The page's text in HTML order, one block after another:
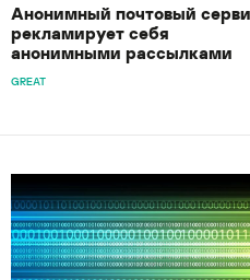
Анонимный почтовый
рекламирует себя
анонимными рассылками
GREAT